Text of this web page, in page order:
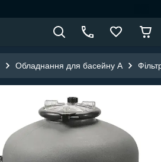
Обладнання для басейну A